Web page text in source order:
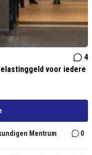
4
voor iedere
Mentrum 0